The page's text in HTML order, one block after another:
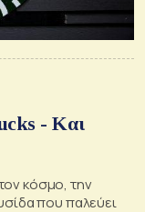
- Kαι
κόσμο, την
που παλεύει